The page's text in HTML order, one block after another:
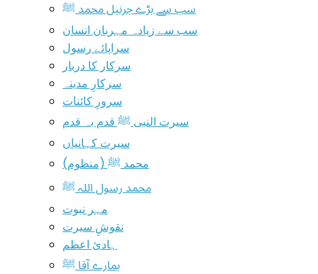
سب سے بڑے جرنیل محمد ﷺ
سب سے زیادہ مہربان انسان
سراپائے رسول
سرکار کا دربار
سرکارِ مدینہ
سرورِ کائنات
سیرت النبی ﷺ قدم بہ قدم
سیرت کہانیاں
محمد ﷺ (منظوم)
محمد رسول اللہ ﷺ
مہر نبوت
نقوشِ سیرت
ہادیٔ اعظم
ہمارے آقا ﷺ